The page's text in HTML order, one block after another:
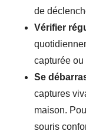
de
Vérifier
capturée ou
Se
captures
maison.
souris